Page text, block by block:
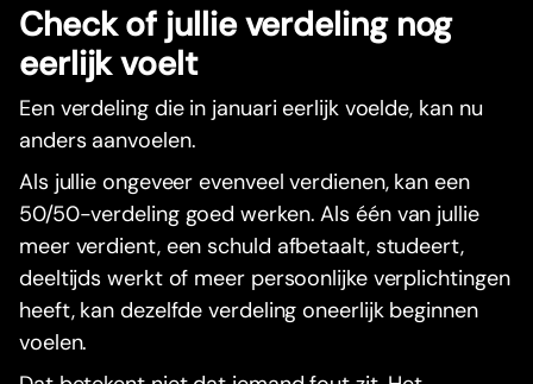
Check of jullie verdeling nog
eerlijk voelt
Een verdeling die in januari eerlijk voelde, kan nu
anders aanvoelen.
Als jullie ongeveer evenveel verdienen, kan een
50/50-verdeling goed werken. Als één van jullie
meer verdient, een schuld afbetaalt, studeert,
deeltijds werkt of meer persoonlijke verplichtingen
heeft, kan dezelfde verdeling oneerlijk beginnen
voelen.